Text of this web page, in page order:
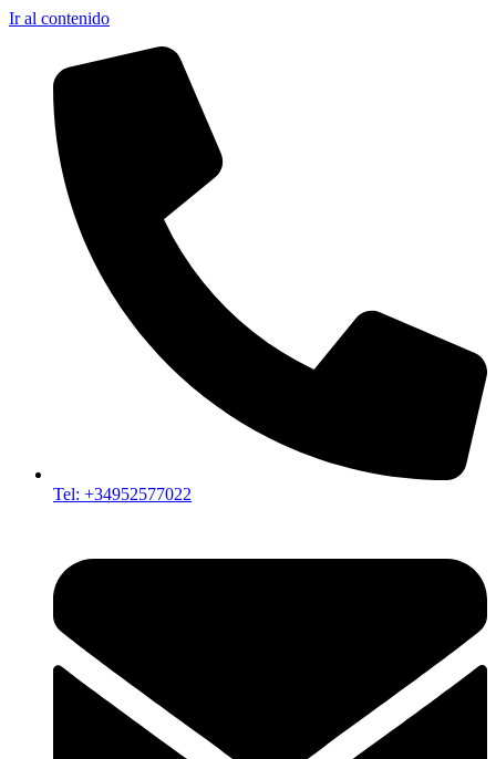
Ir al contenido
Tel: +34952577022